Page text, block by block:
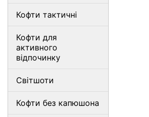
Кофти тактичні
Кофти для
активного
відпочинку
Світшоти
Кофти без капюшона